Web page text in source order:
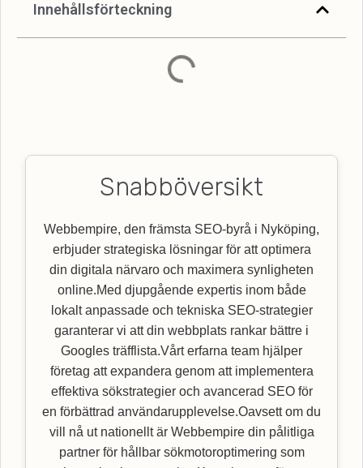
Innehållsförteckning
Snabböversikt
Webbempire, den främsta SEO-byrå i Nyköping,
erbjuder strategiska lösningar för att optimera
din digitala närvaro och maximera synligheten
online.Med djupgående expertis inom både
lokalt anpassade och tekniska SEO-strategier
garanterar vi att din webbplats rankar bättre i
Googles träfflista.Vårt erfarna team hjälper
företag att expandera genom att implementera
effektiva sökstrategier och avancerad SEO för
en förbättrad användarupplevelse.Oavsett om du
vill nå ut nationellt är Webbempire din pålitliga
partner för hållbar sökmotoroptimering som